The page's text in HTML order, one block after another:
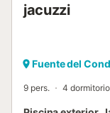
jacuzzi
Fuente del
9 pers. 4